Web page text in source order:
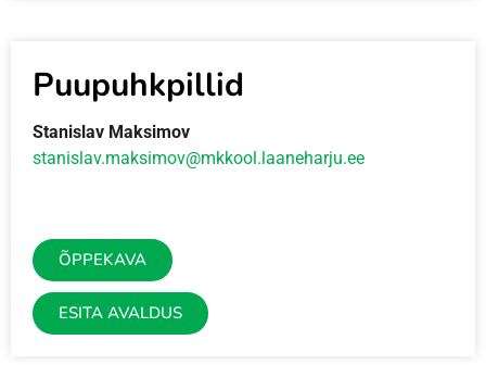
Puupuhkpillid
Stanislav Maksimov
stanislav.maksimov@mkkool.laaneharju.ee
ÕPPEKAVA
ESITA AVALDUS